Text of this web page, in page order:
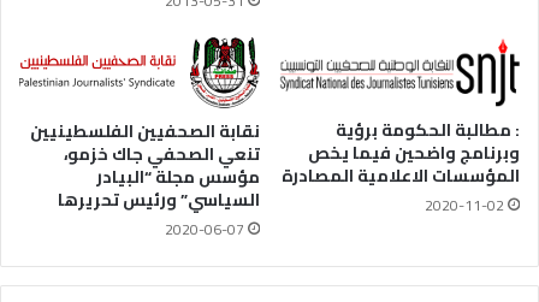
: مطالبة الحكومة برؤية
وبرنامج واضحين فيما يخص
المؤسسات الاعلامية المصادرة
2020-11-02
نقابة الصحفيين الفلسطينيين
تنعي الصحفي جاك خزمو،
مؤسس مجلة “البيادر
السياسي” ورئيس تحريرها
2020-06-07